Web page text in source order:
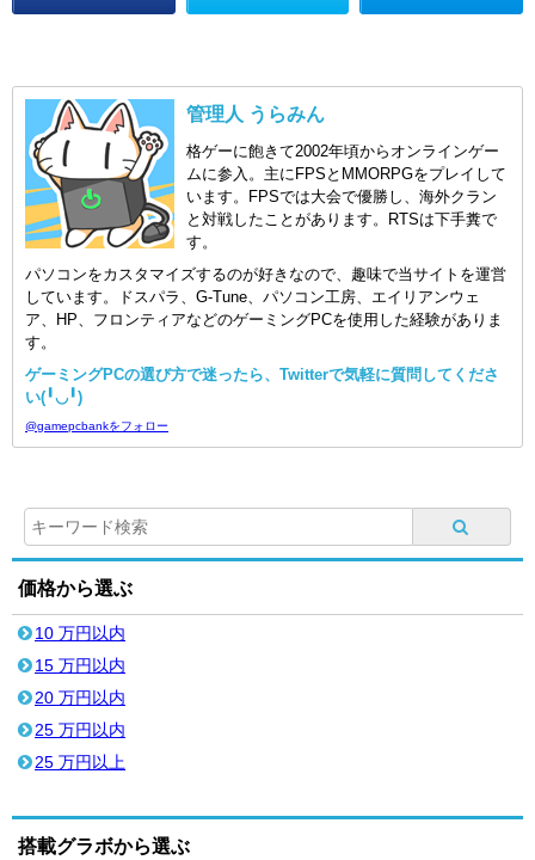
管理人 うらみん
格ゲーに飽きて2002年頃からオンラインゲー
ムに参入。主にFPSとMMORPGをプレイして
います。FPSでは大会で優勝し、海外クラン
と対戦したことがあります。RTSは下手糞で
す。
パソコンをカスタマイズするのが好きなので、趣味で当サイトを運営
しています。ドスパラ、G-Tune、パソコン工房、エイリアンウェ
ア、HP、フロンティアなどのゲーミングPCを使用した経験がありま
す。
ゲーミングPCの選び方で迷ったら、Twitterで気軽に質問してくださ
い(╹◡╹)
@gamepcbankをフォロー
価格から選ぶ
10 万円以内
15 万円以内
20 万円以内
25 万円以内
25 万円以上
搭載グラボから選ぶ